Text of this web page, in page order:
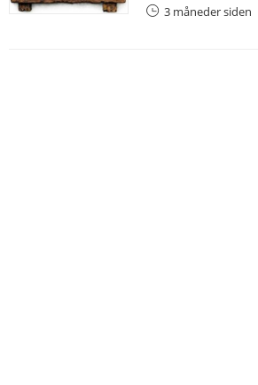
3 måneder siden